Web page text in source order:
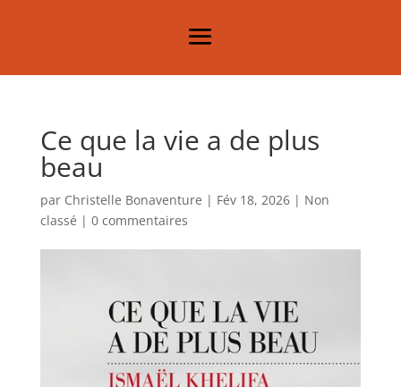
Ce que la vie a de plus
beau
par Christelle Bonaventure | Fév 18, 2026| Non
classé | 0 commentaires